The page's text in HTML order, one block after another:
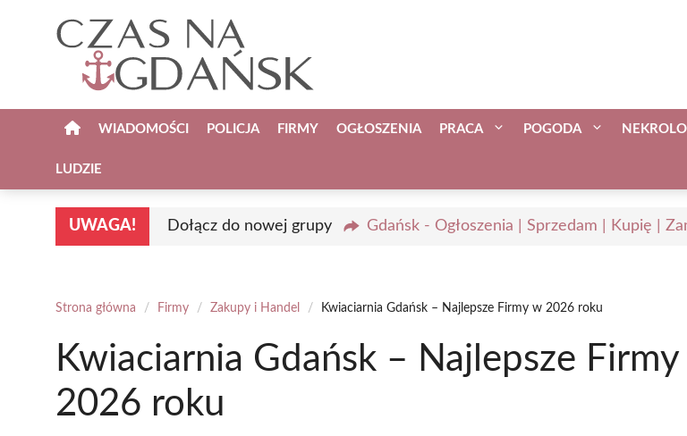
WIADOMOŚCI POLICJA FIRMY OGŁOSZENIA PRACA POGODA
LUDZIE
UWAGA! Dołącz do nowej grupy Gdańsk - Ogłoszenia | Sprzedam | Kupię |
Strona główna / Firmy / Zakupy i Handel / Kwiaciarnia Gdańsk – Najlepsze Firmy w 2026 roku
Kwiaciarnia Gdańsk – Najlepsze
2026 roku